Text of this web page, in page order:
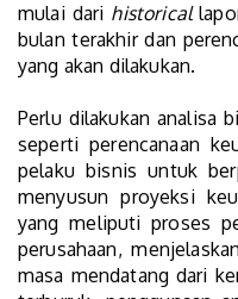
mulai dari historical
bulan terakhir dan
yang akan dilakukan.
Perlu dilakukan analisa
seperti perencanaan
pelaku bisnis untuk
menyusun proyeksi
yang meliputi proses
perusahaan,
masa mendatang dari